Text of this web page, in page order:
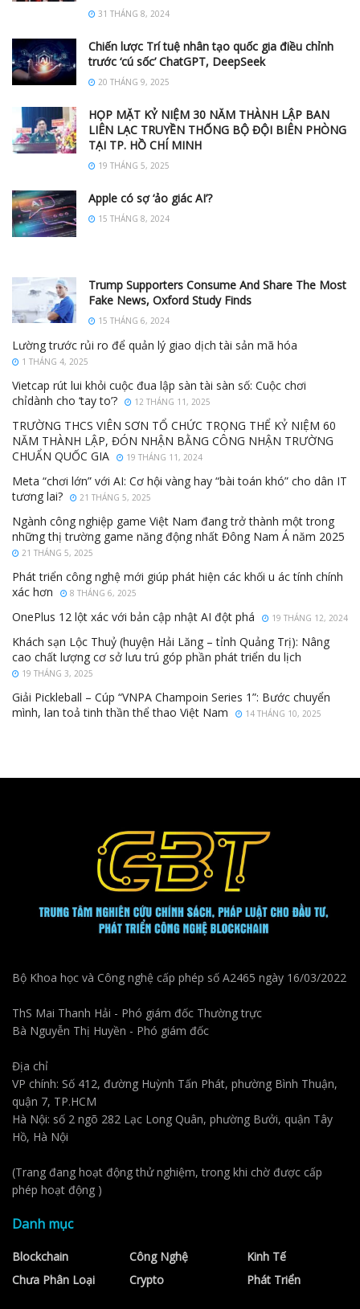
31 THÁNG 8, 2024
Chiến lược Trí tuệ nhân tạo quốc gia điều chỉnh
trước ‘cú sốc’ ChatGPT, DeepSeek
20 THÁNG 9, 2025
HỌP MẶT KỶ NIỆM 30 NĂM THÀNH LẬP BAN
LIÊN LẠC TRUYỀN THỐNG BỘ ĐỘI BIÊN PHÒNG
TẠI TP. HỒ CHÍ MINH
19 THÁNG 5, 2025
Apple có sợ ‘ảo giác AI’?
15 THÁNG 8, 2024
Trump Supporters Consume And Share The Most
Fake News, Oxford Study Finds
15 THÁNG 6, 2024
Lường trước rủi ro để quản lý giao dịch tài sản mã hóa
1 THÁNG 4, 2025
Vietcap rút lui khỏi cuộc đua lập sàn tài sàn số: Cuộc chơi
chỉdành cho ‘tay to’?
12 THÁNG 11, 2025
TRƯỜNG THCS VIÊN SƠN TỔ CHỨC TRỌNG THỂ KỶ NIỆM 60
NĂM THÀNH LẬP, ĐÓN NHẬN BẰNG CÔNG NHẬN TRƯỜNG
CHUẨN QUỐC GIA
19 THÁNG 11, 2024
Meta “chơi lớn” với AI: Cơ hội vàng hay “bài toán khó” cho dân IT
tương lai?
21 THÁNG 5, 2025
Ngành công nghiệp game Việt Nam đang trở thành một trong
những thị trường game năng động nhất Đông Nam Á năm 2025
21 THÁNG 5, 2025
Phát triển công nghệ mới giúp phát hiện các khối u ác tính chính
xác hơn
8 THÁNG 6, 2025
OnePlus 12 lột xác với bản cập nhật AI đột phá 19 THÁNG 12, 2024
Khách sạn Lộc Thuỷ (huyện Hải Lăng – tỉnh Quảng Trị): Nâng
cao chất lượng cơ sở lưu trú góp phần phát triển du lịch
19 THÁNG 3, 2025
Giải Pickleball – Cúp “VNPA Champoin Series 1”: Bước chuyển
mình, lan toả tinh thần thể thao Việt Nam
14 THÁNG 10, 2025
Bộ Khoa học và Công nghệ cấp phép số A2465 ngày 16/03/2022
ThS Mai Thanh Hải - Phó giám đốc Thường trực
Bà Nguyễn Thị Huyền - Phó giám đốc
Địa chỉ
VP chính: Số 412, đường Huỳnh Tấn Phát, phường Bình Thuận,
quận 7, TP.HCM
Hà Nội: số 2 ngõ 282 Lạc Long Quân, phường Bưởi, quận Tây
Hồ, Hà Nội
(Trang đang hoạt động thử nghiệm, trong khi chờ được cấp
phép hoạt động )
Danh mục
Blockchain
Chưa Phân Loại
Công Nghệ
Crypto
Kinh Tế
Phát Triển